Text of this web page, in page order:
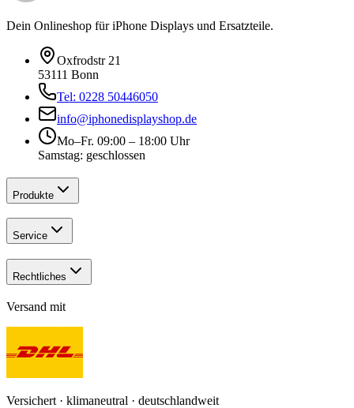
Dein Onlineshop für iPhone Displays und Ersatzteile.
Oxfrodstr 21
53111 Bonn
Tel: 0228 50446050
info@iphonedisplayshop.de
Mo–Fr. 09:00 – 18:00 Uhr
Samstag: geschlossen
Produkte
Service
Rechtliches
Versand mit
Versichert · klimaneutral · deutschlandweit